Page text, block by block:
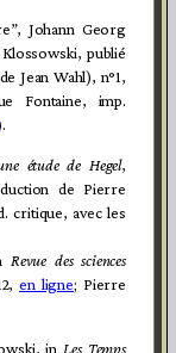
Johann Georg
publié
Jean Wahl), n°1,
Fontaine, imp.
étude de Hegel,
de Pierre
critique, avec les
Revue des sciences
en ligne; Pierre
in Les Temps